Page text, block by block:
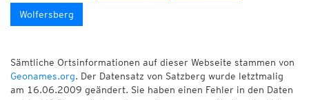
Wolfersberg
Sämtliche Ortsinformationen auf dieser Webseite stammen von
Geonames.org. Der Datensatz von Satzberg wurde letztmalig
am 16.06.2009 geändert. Sie haben einen Fehler in den Daten